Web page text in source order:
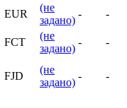
EUR
(не
задано)
- -
FCT
(не
задано)
- -
FJD
(не
задано)
- -